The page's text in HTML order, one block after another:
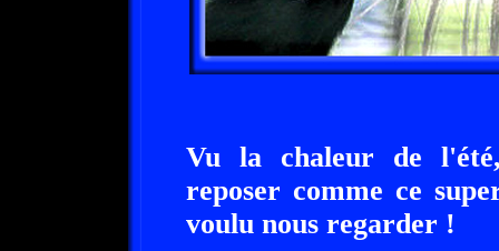
Vu la chaleur de
reposer comme ce
voulu nous regarder !